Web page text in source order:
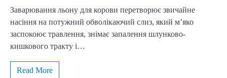
Заварювання льону для корови перетворює звичайне
насіння на потужний обволікаючий слиз, який м’яко
заспокоює травлення, знімає запалення шлунково-
кишкового тракту і…
Read More